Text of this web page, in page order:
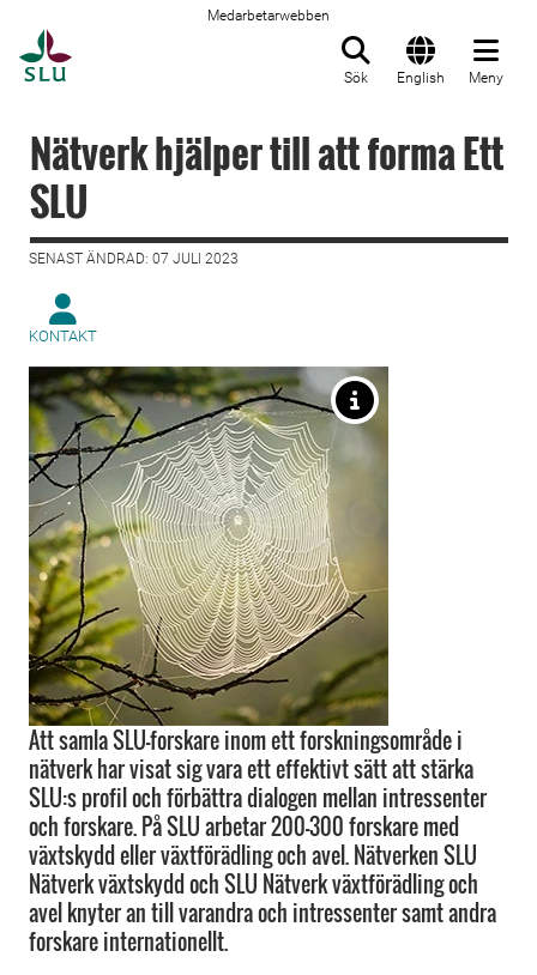
Medarbetarwebben
Sök English Meny
Nätverk hjälper till att forma Ett
SLU
SENAST ÄNDRAD: 07 JULI 2023
KONTAKT
Att samla SLU-forskare inom ett forskningsområde i
nätverk har visat sig vara ett effektivt sätt att stärka
SLU:s profil och förbättra dialogen mellan intressenter
och forskare. På SLU arbetar 200–300 forskare med
växtskydd eller växtförädling och avel. Nätverken SLU
Nätverk växtskydd och SLU Nätverk växtförädling och
avel knyter an till varandra och intressenter samt andra
forskare internationellt.